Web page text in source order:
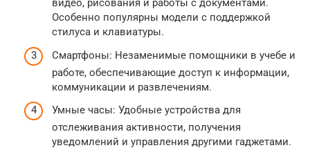
видео, рисования и работы с документами.
Особенно популярны модели с поддержкой
стилуса и клавиатуры.
Смартфоны: Незаменимые помощники в учебе и
работе, обеспечивающие доступ к информации,
коммуникации и развлечениям.
Умные часы: Удобные устройства для
отслеживания активности, получения
уведомлений и управления другими гаджетами.